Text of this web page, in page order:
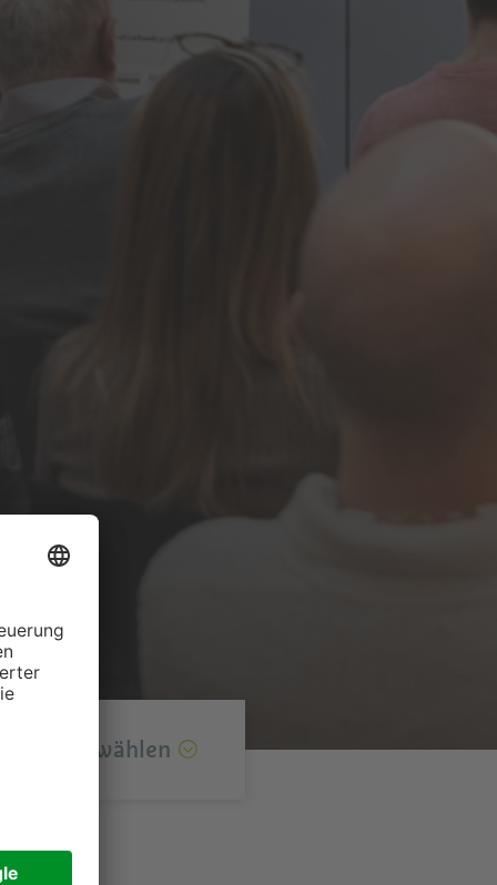
auswählen